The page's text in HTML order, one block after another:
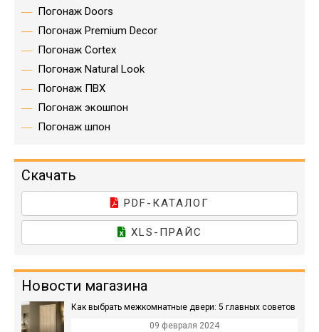
Погонаж Doors
Погонаж Premium Decor
Погонаж Cortex
Погонаж Natural Look
Погонаж ПВХ
Погонаж экошпон
Погонаж шпон
Скачать
PDF-КАТАЛОГ
XLS-ПРАЙС
Новости магазина
Как выбрать межкомнатные двери: 5 главных советов
09 февраля 2024